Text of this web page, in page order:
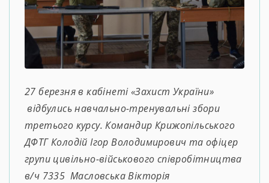
27 березня в кабінеті «Захист України»
відбулись навчально-тренувальні збори
третього курсу. Командир Крижопільського
ДФТГ Колодій Ігор Володимирович та офіцер
групи цивільно-військового співробітництва
в/ч 7335 Масловська Вікторія